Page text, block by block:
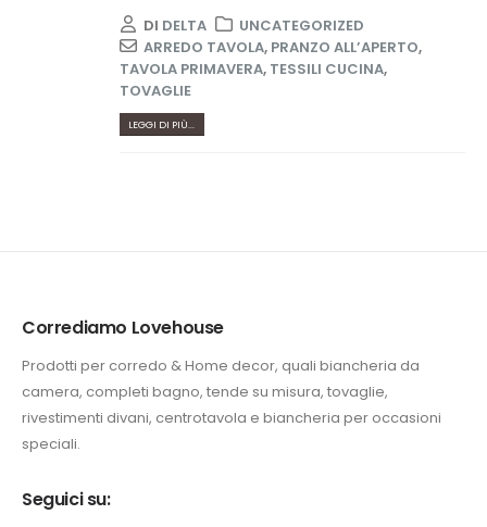
DI DELTA
UNCATEGORIZED
ARREDO TAVOLA, PRANZO ALL’APERTO,
TAVOLA PRIMAVERA, TESSILI CUCINA,
TOVAGLIE
LEGGI DI PIÙ...
Corrediamo Lovehouse
Prodotti per corredo & Home decor, quali biancheria da
camera, completi bagno, tende su misura, tovaglie,
rivestimenti divani, centrotavola e biancheria per occasioni
speciali.
Seguici su: